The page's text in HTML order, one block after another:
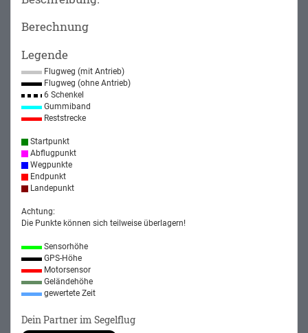
Berechnung
Legende
Flugweg (mit Antrieb)
Flugweg (ohne Antrieb)
6 Schenkel
Gummiband
Reststrecke
Startpunkt
Abflugpunkt
Wegpunkte
Endpunkt
Landepunkt
Achtung:
Die Punkte können sich teilweise überlagern!
Sensorhöhe
GPS-Höhe
Motorsensor
Geländehöhe
gewertete Zeit
Dein Partner im Segelflug